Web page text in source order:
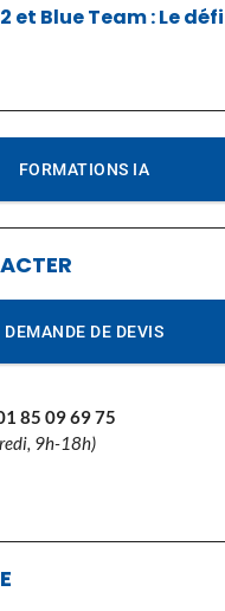
et Blue Team : Le
FORMATIONS IA
DEMANDE DE DEVIS
85 09 69 75
9h-18h)